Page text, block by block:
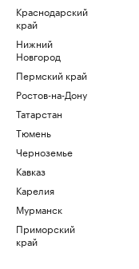
Краснодарский
край
Нижний
Новгород
Пермский край
Ростов-на-Дону
Татарстан
Тюмень
Черноземье
Кавказ
Карелия
Мурманск
Приморский
край